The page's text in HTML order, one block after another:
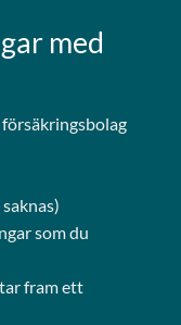
med
som du
fram ett